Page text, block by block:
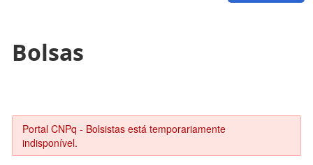
Bolsas
Portal CNPq - Bolsistas está temporariamente
indisponível.